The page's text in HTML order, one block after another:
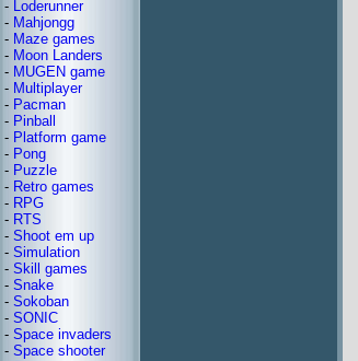
- Loderunner
- Mahjongg
- Maze games
- Moon Landers
- MUGEN game
- Multiplayer
- Pacman
- Pinball
- Platform game
- Pong
- Puzzle
- Retro games
- RPG
- RTS
- Shoot em up
- Simulation
- Skill games
- Snake
- Sokoban
- SONIC
- Space invaders
- Space shooter